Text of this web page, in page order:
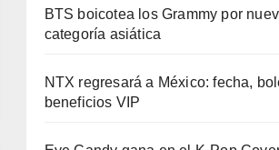
BTS boicotea los Grammy por
categoría asiática
NTX regresará a México: fecha,
beneficios VIP